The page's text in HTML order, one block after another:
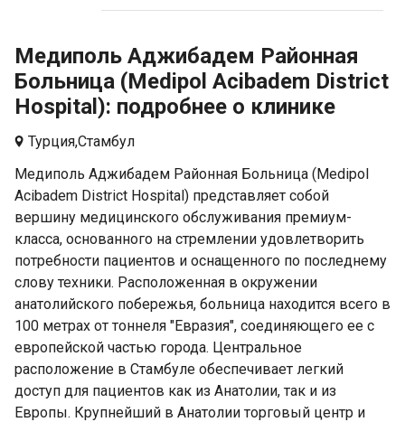
Медиполь Аджибадем Районная
Больница (Medipol Acibadem District
Hospital): подробнее о клинике
Турция,Стамбул
Медиполь Аджибадем Районная Больница (Medipol
Acibadem District Hospital) представляет собой
вершину медицинского обслуживания премиум-
класса, основанного на стремлении удовлетворить
потребности пациентов и оснащенного по последнему
слову техники. Расположенная в окружении
анатолийского побережья, больница находится всего в
100 метрах от тоннеля "Евразия", соединяющего ее с
европейской частью города. Центральное
расположение в Стамбуле обеспечивает легкий
доступ для пациентов как из Анатолии, так и из
Европы. Крупнейший в Анатолии торговый центр и